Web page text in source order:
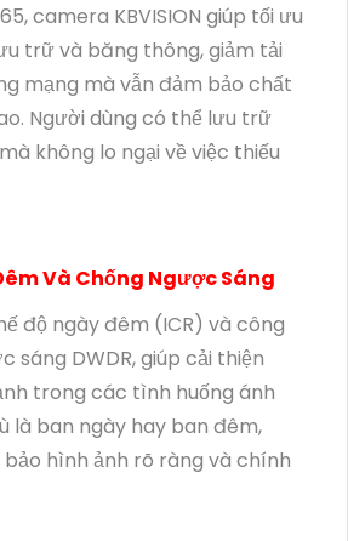
camera KBVISION giúp tối ưu
trữ và băng thông, giảm tải
mạng mà vẫn đảm bảo chất
Người dùng có thể lưu trữ
không lo ngại về việc thiếu
Và Chống Ngược Sáng
độ ngày đêm (ICR) và công
sáng DWDR, giúp cải thiện
trong các tình huống ánh
là ban ngày hay ban đêm,
hình ảnh rõ ràng và chính